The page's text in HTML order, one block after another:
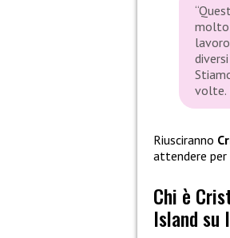
molto
volte.
Riusciranno
attendere per
Chi è
Island su